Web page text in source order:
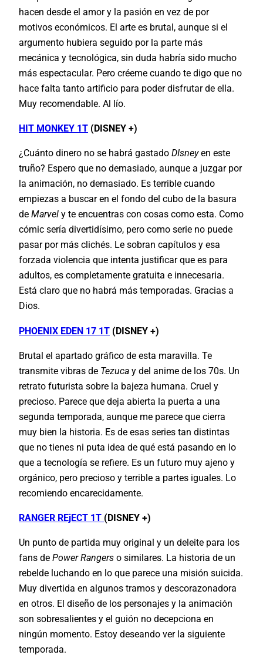
hacen desde el amor y la pasión en vez de por
motivos económicos. El arte es brutal, aunque si el
argumento hubiera seguido por la parte más
mecánica y tecnológica, sin duda habría sido mucho
más espectacular. Pero créeme cuando te digo que no
hace falta tanto artificio para poder disfrutar de ella.
Muy recomendable. Al lío.
HIT MONKEY 1T (DISNEY +)
¿Cuánto dinero no se habrá gastado DIsneyen este
truño? Espero que no demasiado, aunque a juzgar por
la animación, no demasiado. Es terrible cuando
empiezas a buscar en el fondo del cubo de la basura
de Marvel y te encuentras con cosas como esta. Como
cómic sería divertidísimo, pero como serie no puede
pasar por más clichés. Le sobran capítulos y esa
forzada violencia que intenta justificar que es para
adultos, es completamente gratuita e innecesaria.
Está claro que no habrá más temporadas. Gracias a
Dios.
PHOENIX EDEN 17 1T (DISNEY +)
Brutal el apartado gráfico de esta maravilla. Te
transmite vibras de Tezuca y del anime de los 70s. Un
retrato futurista sobre la bajeza humana. Cruel y
precioso. Parece que deja abierta la puerta a una
segunda temporada, aunque me parece que cierra
muy bien la historia. Es de esas series tan distintas
que no tienes ni puta idea de qué está pasando en lo
que a tecnología se refiere. Es un futuro muy ajeno y
orgánico, pero precioso y terrible a partes iguales. Lo
recomiendo encarecidamente.
RANGER REjECT 1T (DISNEY +)
Un punto de partida muy original y un deleite para los
fans de Power Rangers o similares. La historia de un
rebelde luchando en lo que parece una misión suicida.
Muy divertida en algunos tramos y descorazonadora
en otros. El diseño de los personajes y la animación
son sobresalientes y el guión no decepciona en
ningún momento. Estoy deseando ver la siguiente
temporada.